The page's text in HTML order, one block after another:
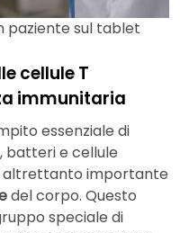
paziente sul tablet
cellule T
immunitaria
essenziale di
batteri e cellule
altrettanto importante
del corpo. Questo
speciale di